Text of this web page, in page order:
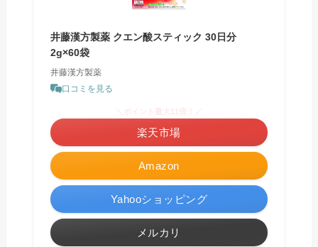
井藤漢方製薬 クエン酸スティック 30日分
2g×60袋
井藤漢方製薬
口コミを見る
Amazon
楽天市場
Yahooショッピング
メルカリ